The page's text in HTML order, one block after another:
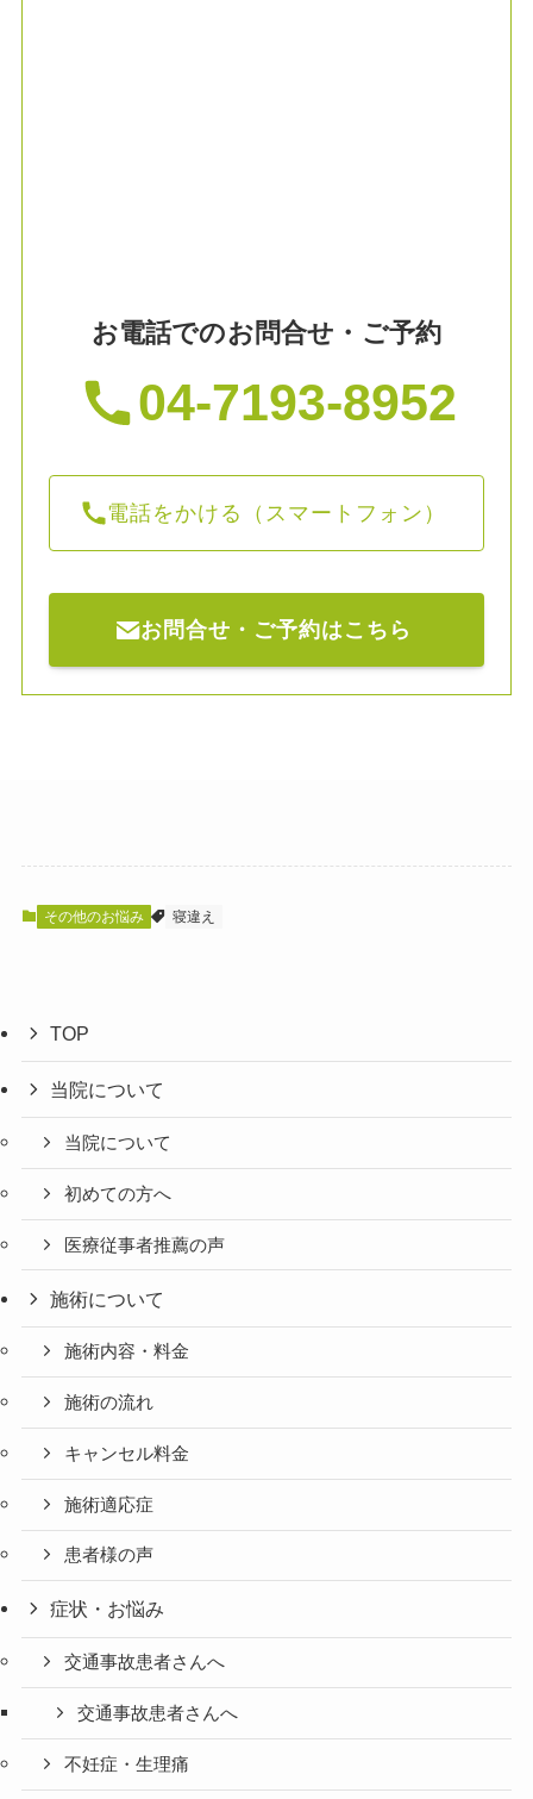
お電話でのお問合せ・ご予約
04-7193-8952
電話をかける（スマートフォン）
お問合せ・ご予約はこちら
その他のお悩み 寝違え
TOP
当院について
当院について
初めての方へ
医療従事者推薦の声
施術について
施術内容・料金
施術の流れ
キャンセル料金
施術適応症
患者様の声
症状・お悩み
交通事故患者さんへ
交通事故患者さんへ
不妊症・生理痛